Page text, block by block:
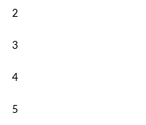
2
3
4
5